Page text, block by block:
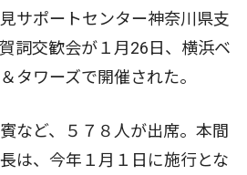
サポートセンター神奈川県支
詞交歓会が１月26日、横浜ベ
タワーズで開催された。
など、５７８人が出席。本間
は、今年１月１日に施行とな